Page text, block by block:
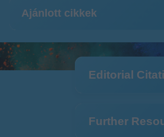
Ajánlott cikkek
Editorial
Further